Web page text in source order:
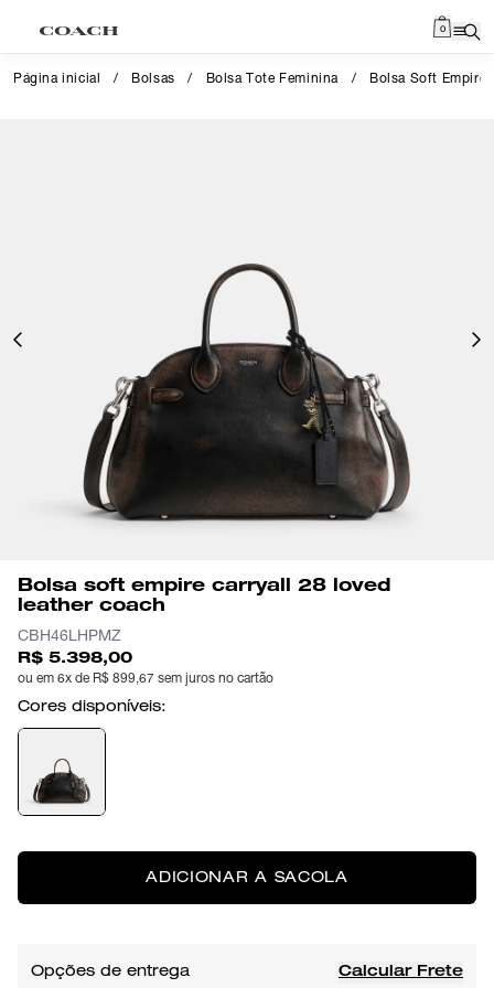
0
Página inicial / Bolsas / Bolsa Tote Feminina / Bolsa Soft Empire
Bolsa soft empire carryall 28 loved
leather coach
CBH46LHPMZ
R$ 5.398,00
ou em 6x de R$ 899,67 sem juros no cartão
Cores disponíveis:
ADICIONAR A SACOLA
Opções de entrega Calcular Frete